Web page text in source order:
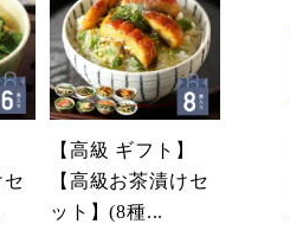
セ
【高級 ギフト】
【高級お茶漬けセ
ット】(8種...